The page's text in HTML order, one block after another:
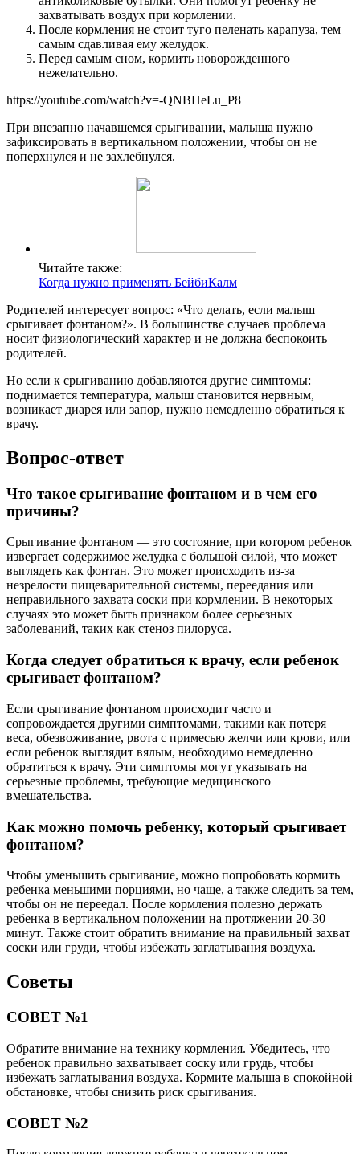
захватывать воздух при кормлении.
После кормления не стоит туго пеленать карапуза, тем
самым сдавливая ему желудок.
Перед самым сном, кормить новорожденного
нежелательно.
https://youtube.com/watch?v=-QNBHeLu_P8
При внезапно начавшемся срыгивании, малыша нужно
зафиксировать в вертикальном положении, чтобы он не
поперхнулся и не захлебнулся.
Читайте также:
Когда нужно применять БейбиКалм
Родителей интересует вопрос: «Что делать, если малыш
срыгивает фонтаном?». В большинстве случаев проблема
носит физиологический характер и не должна беспокоить
родителей.
Но если к срыгиванию добавляются другие симптомы:
поднимается температура, малыш становится нервным,
возникает диарея или запор, нужно немедленно обратиться к
врачу.
Вопрос-ответ
Что такое срыгивание фонтаном и в чем его
причины?
Срыгивание фонтаном — это состояние, при котором ребенок
извергает содержимое желудка с большой силой, что может
выглядеть как фонтан. Это может происходить из-за
незрелости пищеварительной системы, переедания или
неправильного захвата соски при кормлении. В некоторых
случаях это может быть признаком более серьезных
заболеваний, таких как стеноз пилоруса.
Когда следует обратиться к врачу, если ребенок
срыгивает фонтаном?
Если срыгивание фонтаном происходит часто и
сопровождается другими симптомами, такими как потеря
веса, обезвоживание, рвота с примесью желчи или крови, или
если ребенок выглядит вялым, необходимо немедленно
обратиться к врачу. Эти симптомы могут указывать на
серьезные проблемы, требующие медицинского
вмешательства.
Как можно помочь ребенку, который срыгивает
фонтаном?
Чтобы уменьшить срыгивание, можно попробовать кормить
ребенка меньшими порциями, но чаще, а также следить за тем,
чтобы он не переедал. После кормления полезно держать
ребенка в вертикальном положении на протяжении 20-30
минут. Также стоит обратить внимание на правильный захват
соски или груди, чтобы избежать заглатывания воздуха.
Советы
СОВЕТ №1
Обратите внимание на технику кормления. Убедитесь, что
ребенок правильно захватывает соску или грудь, чтобы
избежать заглатывания воздуха. Кормите малыша в спокойной
обстановке, чтобы снизить риск срыгивания.
СОВЕТ №2